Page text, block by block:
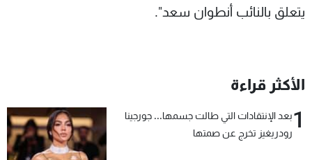
يتعلق بالنائب أنطوان سعد".
الأكثر قراءة
1بعد الإنتقادات التي طالت جسمها... جورجينا
رودريغيز تخرج عن صمتها